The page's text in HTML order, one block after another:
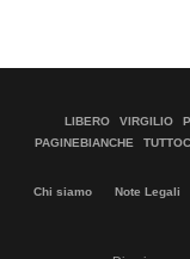
LIBERO VIRGILIO
PAGINEBIANCHE
Chi siamo Note Legali